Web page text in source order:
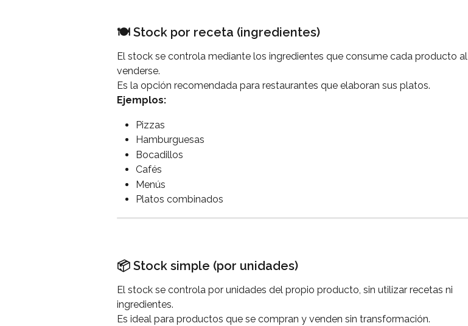
🍽️ Stock por receta (ingredientes)
El stock se controla mediante los ingredientes que consume cada producto al
venderse.
Es la opción recomendada para restaurantes que elaboran sus platos.
Ejemplos:
Pizzas
Hamburguesas
Bocadillos
Cafés
Menús
Platos combinados
📦 Stock simple (por unidades)
El stock se controla por unidades del propio producto, sin utilizar recetas ni
ingredientes.
Es ideal para productos que se compran y venden sin transformación.